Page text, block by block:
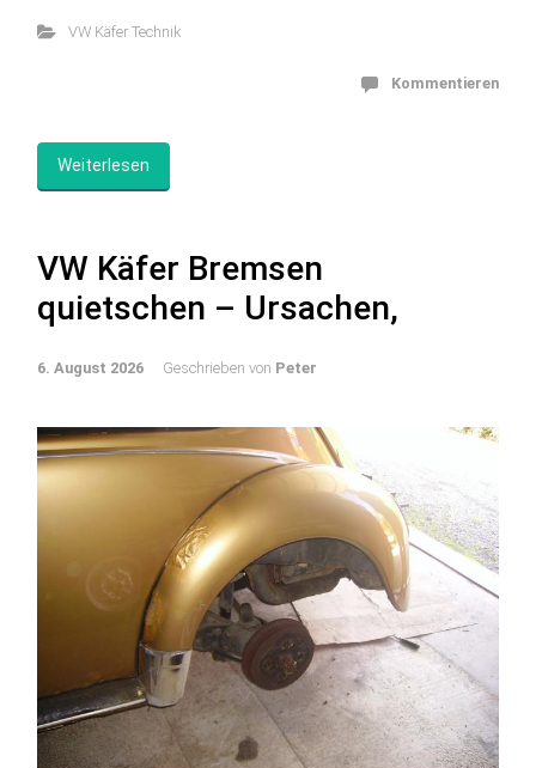
VW Käfer Technik
Kommentieren
Weiterlesen
VW Käfer Bremsen
quietschen – Ursachen,
6. August 2026 Geschrieben von Peter